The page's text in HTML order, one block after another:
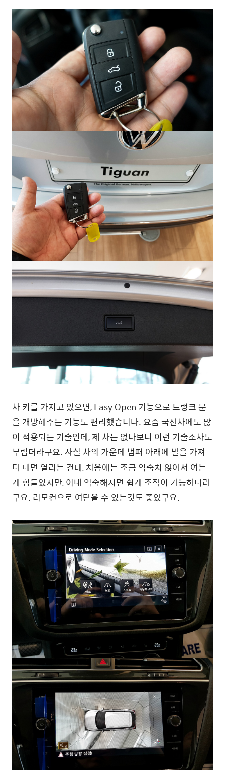
차 키를 가지고 있으면, Easy Open 기능으로 트렁크 문
을 개방해주는 기능도 편리했습니다. 요즘 국산차에도 많
이 적용되는 기술인데, 제 차는 없다보니 이런 기술조차도
부럽더라구요. 사실 차의 가운데 범퍼 아래에 발을 가져
다 대면 열리는 건데, 처음에는 조금 익숙치 않아서 여는
게 힘들었지만, 이내 익숙해지면 쉽게 조작이 가능하더라
구요. 리모컨으로 여닫을 수 있는것도 좋았구요.